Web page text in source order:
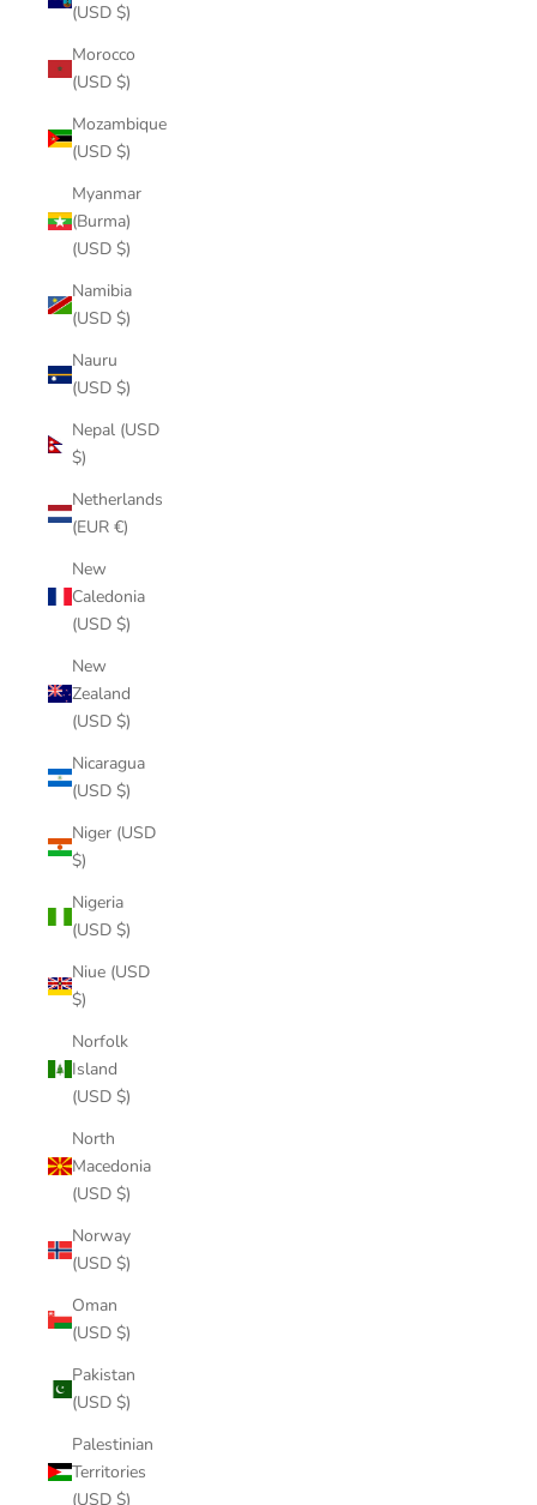
(USD $)
Morocco
(USD $)
Mozambique
(USD $)
Myanmar
(Burma)
(USD $)
Namibia
(USD $)
Nauru
(USD $)
Nepal (USD
$)
Netherlands
(EUR €)
New
Caledonia
(USD $)
New
Zealand
(USD $)
Nicaragua
(USD $)
Niger (USD
$)
Nigeria
(USD $)
Niue (USD
$)
Norfolk
Island
(USD $)
North
Macedonia
(USD $)
Norway
(USD $)
Oman
(USD $)
Pakistan
(USD $)
Palestinian
Territories
(USD $)